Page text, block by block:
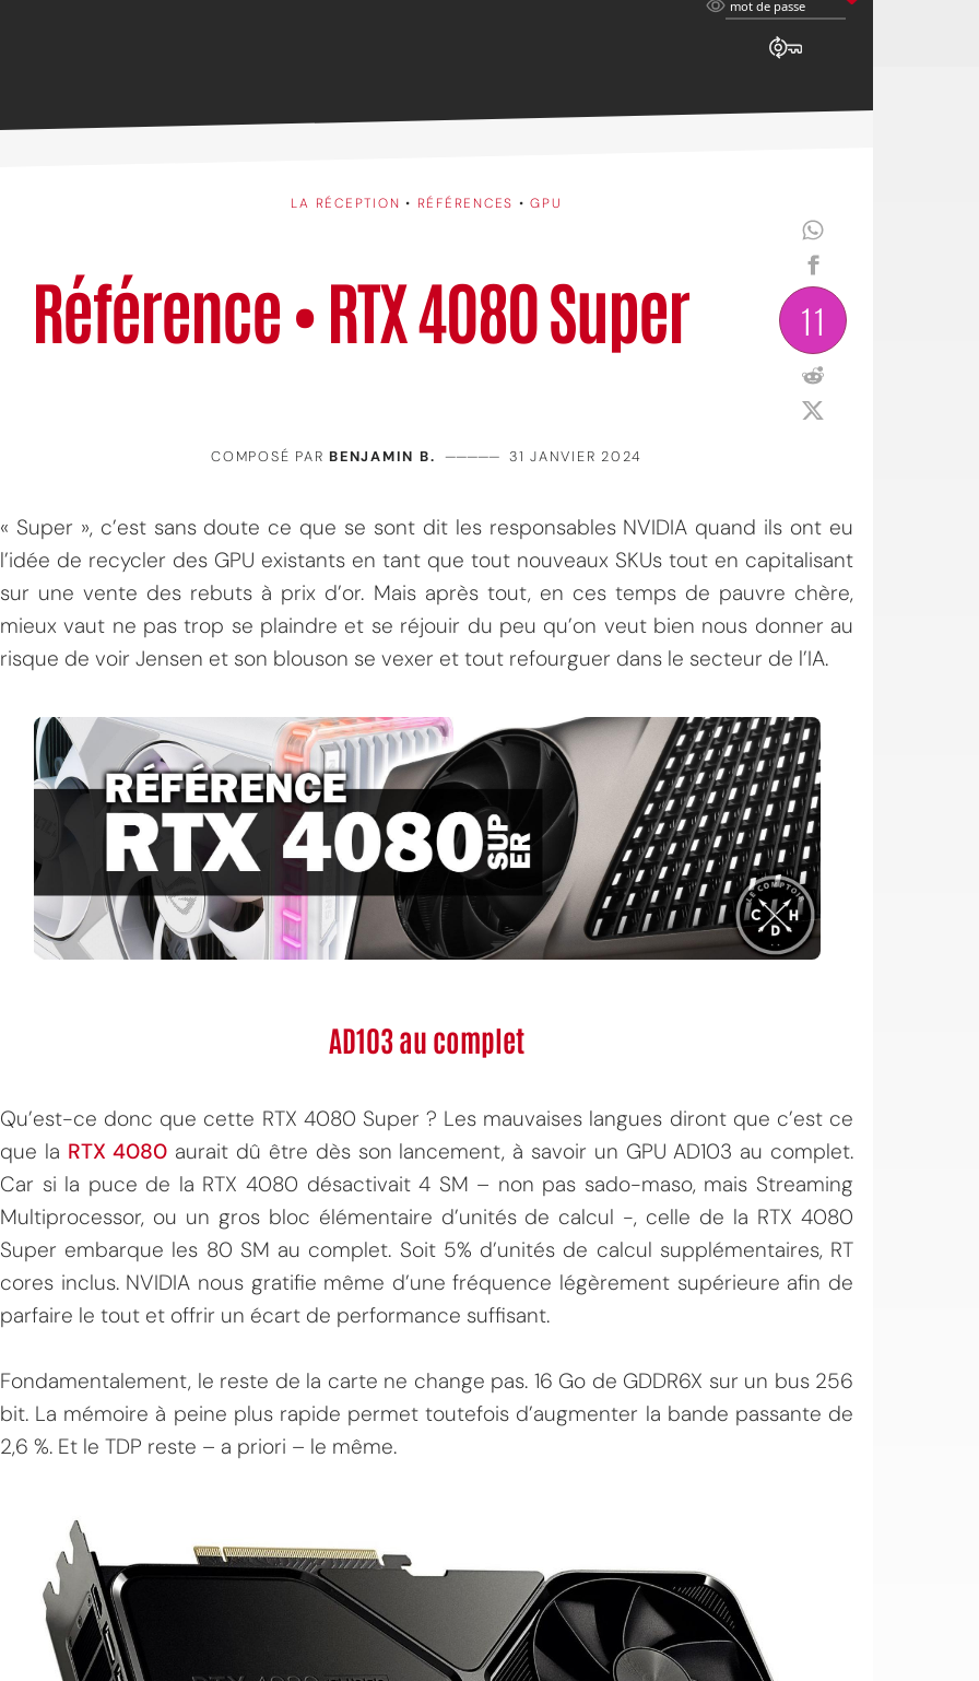
mot de passe
LA RÉCEPTION • RÉFÉRENCES •GPU
Référence • RTX 4080 Super 11
COMPOSÉ PAR BENJAMIN B. ————— 31 JANVIER 2024
« Super », c’est sans doute ce que se sont dit les responsables NVIDIA quand ils ont eu
l’idée de recycler des GPU existants en tant que tout nouveaux SKUs tout en capitalisant
sur une vente des rebuts à prix d’or. Mais après tout, en ces temps de pauvre chère,
mieux vaut ne pas trop se plaindre et se réjouir du peu qu’on veut bien nous donner au
risque de voir Jensen et son blouson se vexer et tout refourguer dans le secteur de l’IA.
AD103 au complet
Qu’est-ce donc que cette RTX 4080 Super ? Les mauvaises langues diront que c’est ce
que la RTX 4080 aurait dû être dès son lancement, à savoir un GPU AD103 au complet.
Car si la puce de la RTX 4080 désactivait 4 SM – non pas sado-maso, mais Streaming
Multiprocessor, ou un gros bloc élémentaire d’unités de calcul -, celle de la RTX 4080
Super embarque les 80 SM au complet. Soit 5% d’unités de calcul supplémentaires, RT
cores inclus. NVIDIA nous gratifie même d’une fréquence légèrement supérieure afin de
parfaire le tout et offrir un écart de performance suffisant.
Fondamentalement, le reste de la carte ne change pas. 16 Go de GDDR6X sur un bus 256
bit. La mémoire à peine plus rapide permet toutefois d’augmenter la bande passante de
2,6 %. Et le TDP reste – a priori – le même.